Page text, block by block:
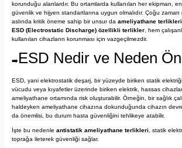
korunduğu alanlardır. Bu ortamlarda kullanılan her ekipman, en
güvenlik ve hijyen standartlarına uygun olmalıdır. Çoğu
aslında kritik öneme sahip bir unsur da ameliyathane terlikleri
ESD (Electrostatic Discharge) özellikli terlikler, hem
kullanılan cihazların korunması için vazgeçilmezdir.
➡️ESD Nedir ve Neden
ESD, yani elektrostatik deşarj, bir yüzeyde biriken statik
vücudu veya kıyafetler üzerinde biriken elektrik, hassas
ameliyathane ortamında risk oluşturabilir. Örneğin, bir sağlık
haldeyken ameliyathane cihazına dokunduğunda cihazın
da önemlisi, bu durum hasta güvenliğini tehlikeye atabilir.
İşte bu nedenle antistatik ameliyathane terlikleri, statik
toprağa ileterek güvenliği sağlar.